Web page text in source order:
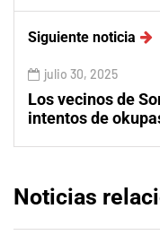
Siguiente noticia
julio 30, 2025
Los vecinos de
intentos de
Noticias